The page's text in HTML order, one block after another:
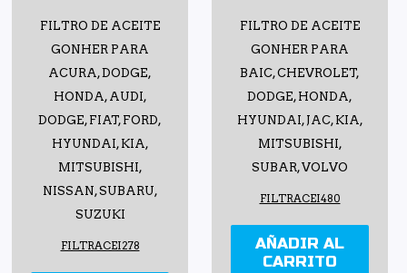
FILTRO DE ACEITE
GONHER PARA
ACURA, DODGE,
HONDA, AUDI,
DODGE, FIAT, FORD,
HYUNDAI, KIA,
MITSUBISHI,
NISSAN, SUBARU,
SUZUKI
FILTRACEI278
FILTRO DE ACEITE
GONHER PARA
BAIC, CHEVROLET,
DODGE, HONDA,
HYUNDAI, JAC, KIA,
MITSUBISHI,
SUBAR, VOLVO
FILTRACEI480
AÑADIR AL
CARRITO